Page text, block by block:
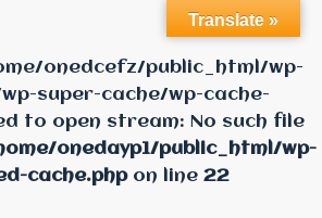
onedcefz/public_html/wp-
super-cache/wp-cache-
to open stream: No such file
onedayp1/public_html/wp-
cache.phpon line 22
Translate »